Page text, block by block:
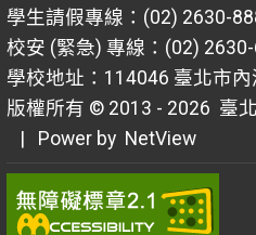
學生請假專線：(02) 2630-
校安 (緊急) 專線：(02)
學校地址：114046 臺北市
版權所有 © 2013 - 2026 臺
| Power by NetView